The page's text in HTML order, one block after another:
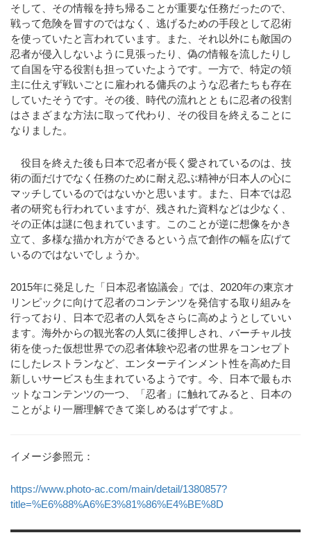
そして、その情報を持ち帰ることが重要な任務だったので、
戦って危険を冒すのではなく、逃げるための手段として忍術
を使っていたと言われています。また、それ以外にも敵国の
忍者が侵入しないように見張ったり、偽の情報を流したりし
て自国を守る役割も担っていたようです。一方で、特定の領
主に仕えず戦いごとに雇われる傭兵のような忍者たちも存在
していたそうです。その後、時代の流れとともに忍者の役割
はさまざまな方法に取って代わり、その役目を終えることに
なりました。
役目を終えた後も日本で忍者が長く愛されているのは、技
術の面だけでなく任務のために耐え忍ぶ精神が日本人の心に
マッチしているのではないかと思います。また、日本では忍
者の研究も行われていますが、残された資料などは少なく、
その正体は謎に包まれています。このことが逆に想像をかき
立て、多様な描かれ方ができるという点で創作の幅を広げて
いるのではないでしょうか。
2015年に発足した「日本忍者協議会」では、2020年の東京オ
リンピックに向けて忍者のコンテンツを発信する取り組みを
行っており、日本で忍者の人気をさらに高めようとしていい
ます。海外からの観光客の人気に後押しされ、バーチャル技
術を使った仮想世界での忍者体験や忍者の世界をコンセプト
にしたレストランなど、エンターテインメント性を高めた目
新しいサービスも生まれているようです。今、日本で最もホ
ットなコンテンツの一つ、「忍者」に触れてみると、日本の
ことがより一層理解できて楽しめるはずですよ。
イメージ参照元：
https://www.photo-ac.com/main/detail/1380857?
title=%E6%88%A6%E3%81%86%E4%BE%8D